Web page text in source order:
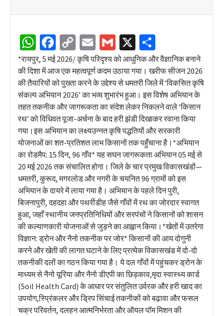
WhatsApp
Facebook
Copy
Link
EmailGmail
X
*​रायपुर, 5 मई 2026/ कृषि परिदृश्य को आधुनिक और वैज्ञानिक बनाने
की दिशा में आज एक महत्वपूर्ण कदम उठाया गया। खरीफ सीजन 2026
की तैयारियों को पुख्ता करने के उद्देश्य से धमतरी जिले में ‘विकसित कृषि
संकल्प अभियान 2026’ का भव्य शुभारंभ हुआ। इस विशेष अभियान के
तहत तकनीक और जागरूकता का संदेश लेकर निकलने वाले ‘किसान
रथ’ को विधिवत पूजा-अर्चना के बाद हरी झंडी दिखाकर रवाना किया
गया।इस अभियान का लक्ष्यउन्नत कृषि पद्धतियों और सरकारी
योजनाओं का शत-प्रतिशत लाभ किसानों तक पहुँचाना है।*​अभियान
का रोडमैप: 15 दिन, 96 गाँव* ​यह सघन जागरूकता अभियान 05 मई से
20 मई 2026 तक संचालित होगा। जिले के चार प्रमुख विकासखंडों—
धमतरी, कुरूद, मगरलोड और नगरी के चयनित 96 ग्रामों को इस
अभियान के दायरे में लाया गया है। अभियान के पहले दिन पुरी,
बिजनापुरी, दहदहा और पथर्रीडीह जैसे गाँवों में रथ का जोरदार स्वागत
हुआ, जहाँ स्थानीय जनप्रतिनिधियों और सरपंचों ने किसानों को शासन
की कल्याणकारी योजनाओं से जुड़ने का आह्वान किया।*​खेतों में उतरेगा
विज्ञान: ड्रोन और नैनो तकनीक पर जोर* ​किसानों की आय दोगुनी
करने और खेती की लागत घटाने के लिए प्रत्येक विकासखंड में दो-दो
तकनीकी दलों का गठन किया गया है। ये दल गाँवों में पहुंचकर ड्रोन के
माध्यम से नैनो यूरिया और नैनो डीएपी का छिड़काव,मृदा स्वास्थ्य कार्ड
(Soil Health Card) के आधार पर संतुलित उर्वरक और हरी खाद का
उपयोग,स्प्रिंकलर और ड्रिप सिंचाई तकनीकों को बढ़ावा और फसल
चक्र परिवर्तन, दलहन आत्मनिर्भरता और ऑयल पॉम मिशन की